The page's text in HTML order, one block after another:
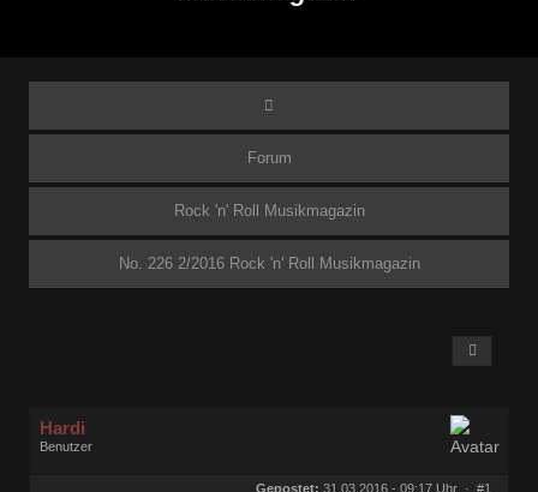
Forum
Rock 'n' Roll Musikmagazin
No. 226 2/2016 Rock 'n' Roll Musikmagazin
Hardi
Benutzer
Gepostet: 31.03.2016 - 09:17 Uhr · #1